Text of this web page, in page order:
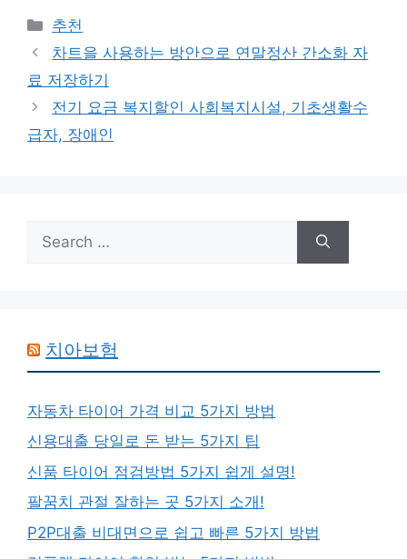
Categories
추천
차트을 사용하는 방안으로 연말정산 간소화 자
료 저장하기
전기 요금 복지할인 사회복지시설, 기초생활수
급자, 장애인
for:
치아보험
자동차 타이어 가격 비교 5가지 방법
신용대출 당일로 돈 받는 5가지 팁
신품 타이어 점검방법 5가지 쉽게 설명!
팔꿈치 관절 잘하는 곳 5가지 소개!
P2P대출 비대면으로 쉽고 빠른 5가지 방법